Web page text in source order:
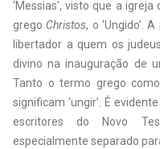
‘Messias’, visto que a
grego Christos, o ‘Ungido’.
libertador a quem os
divino na inauguração de
Tanto o termo grego
significam ‘ungir’. É
escritores do Novo
especialmente separado